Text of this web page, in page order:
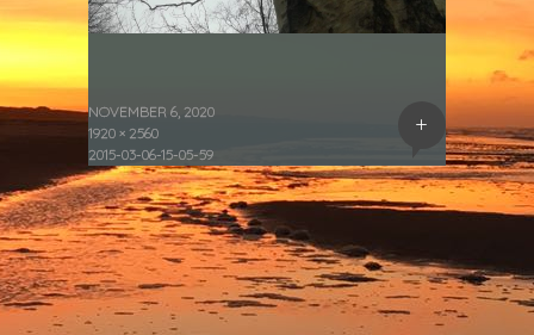
+
NOVEMBER 6, 2020
1920 × 2560
2015-03-06-15-05-59